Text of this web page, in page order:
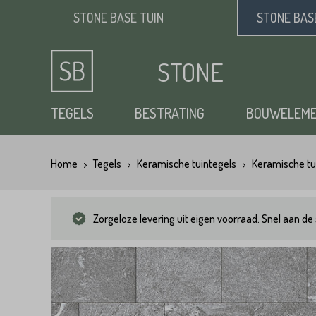
STONE BASE TUIN STONE
STONE
BASE
TEGELS
Keramische tuintegels
Flagstones
Zwembad randtegels
BESTRATING
Klinkers
Kasseien
Kinderkoppen
Opsluitbanden
Vijverranden
Steenstrips
Siergrind
Benodigdheden
Vloertegels
Home Tegels Keramische tuintegels Keramische
Zorgeloze levering uit eigen voorraad. Snel aan de